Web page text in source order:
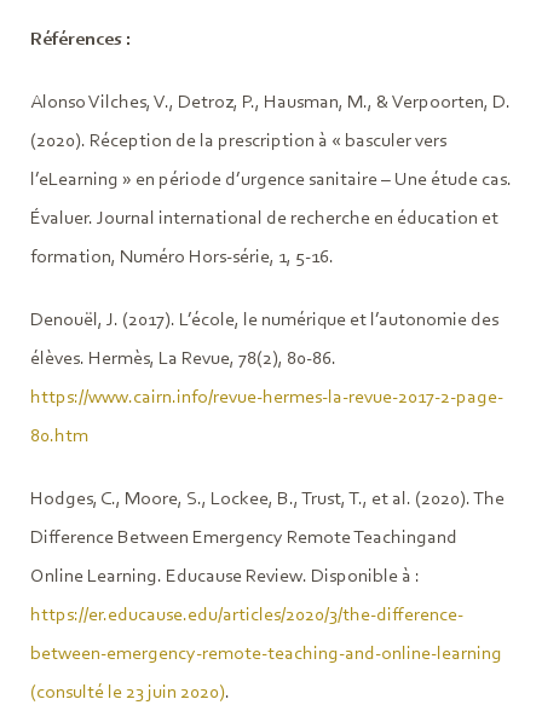
Références :
Alonso Vilches, V., Detroz, P., Hausman, M., & Verpoorten, D.
(2020). Réception de la prescription à « basculer vers
l’eLearning » en période d’urgence sanitaire – Une étude cas.
Évaluer. Journal international de recherche en éducation et
formation, Numéro Hors-série, 1, 5-16.
Denouël, J. (2017). L’école, le numérique et l’autonomie des
élèves. Hermès, La Revue, 78(2), 80-86.
https://www.cairn.info/revue-hermes-la-revue-2017-2-page-
80.htm
Hodges, C., Moore, S., Lockee, B., Trust, T., et al. (2020). The
Difference Between Emergency Remote Teachingand
Online Learning. Educause Review. Disponible à :
https://er.educause.edu/articles/2020/3/the-difference-
between-emergency-remote-teaching-and-online-learning
(consulté le 23 juin 2020).